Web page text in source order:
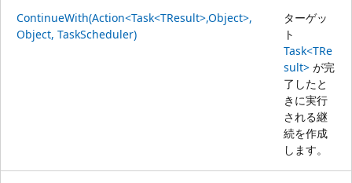
ContinueWith(Action<Task<TResult>,Object>,
Object, TaskScheduler)
ターゲッ
ト
Task<TRe
sult> が完
了したと
きに実行
される継
続を作成
します。